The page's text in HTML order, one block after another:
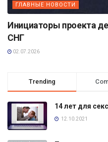
ГЛАВНЫЕ НОВОСТИ
Инициаторы проекта
СНГ
02.07.2026
Trending
14 лет для
12.10.2021